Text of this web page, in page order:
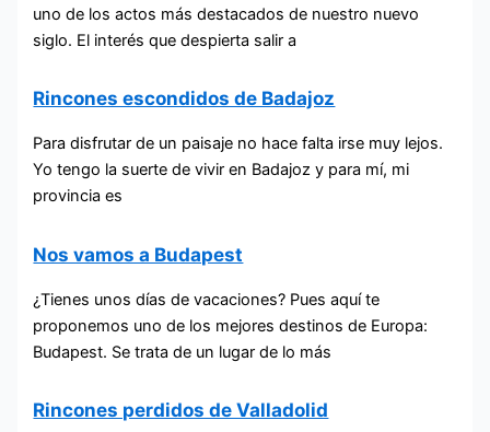
uno de los actos más destacados de nuestro nuevo
siglo. El interés que despierta salir a
Rincones escondidos de Badajoz
Para disfrutar de un paisaje no hace falta irse muy lejos.
Yo tengo la suerte de vivir en Badajoz y para mí, mi
provincia es
Nos vamos a Budapest
¿Tienes unos días de vacaciones? Pues aquí te
proponemos uno de los mejores destinos de Europa:
Budapest. Se trata de un lugar de lo más
Rincones perdidos de Valladolid